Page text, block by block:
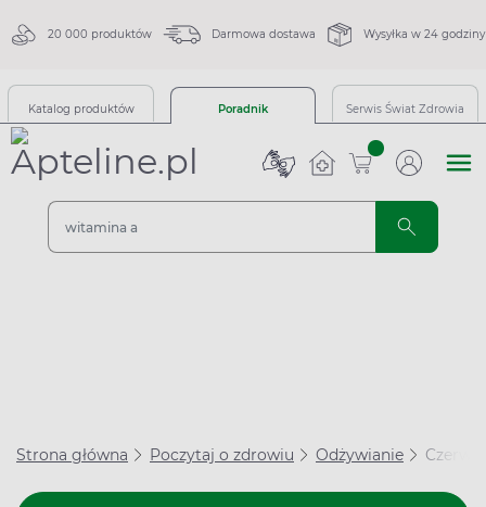
20 000 produktów Darmowa dostawa Wysyłka w 24 godziny
Katalog produktów Poradnik Serwis Świat Zdrowia
sztuk
Strona główna Poczytaj o zdrowiu Odżywianie